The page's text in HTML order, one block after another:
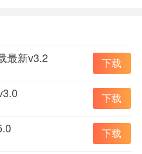
部滤镜、表情符号和贴纸，将
并通过Explore扩大您的受众。
趣味性和知识性视频。
最新v3.2 下载
下载
下载